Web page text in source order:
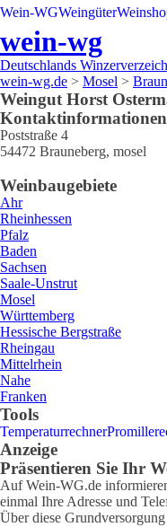
Wein-WGWeingüter
wein-wg
Deutschlands
wein-wg.de > Mosel >
Weingut Horst
Kontaktinformationen
Poststraße 4
54472 Brauneberg, mosel
Weinbaugebiete
Ahr
Rheinhessen
Pfalz
Baden
Sachsen
Saale-Unstrut
Mosel
Württemberg
Hessische Bergstraße
Rheingau
Mittelrhein
Nahe
Franken
Tools
Temperaturrechner
Anzeige
Präsentieren Sie Ihr
Auf Wein-WG.de
einmal Ihre Adresse und
Über diese